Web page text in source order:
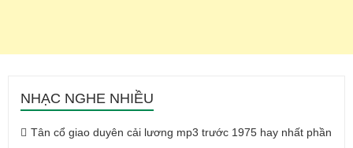
NHẠC NGHE NHIỀU
Tân cổ giao duyên cải lương mp3 trước 1975 hay nhất phần